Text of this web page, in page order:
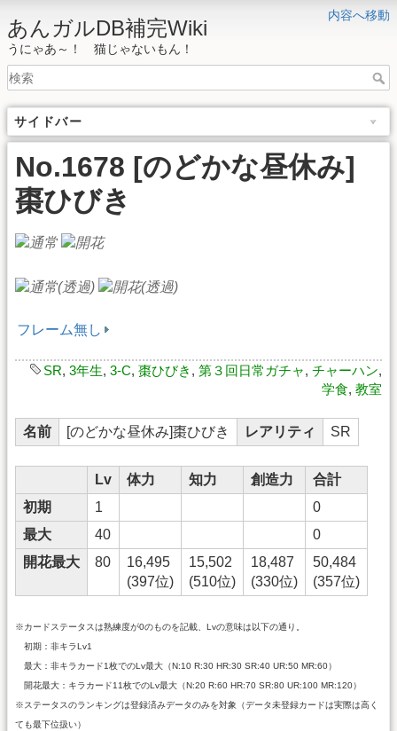
内容へ移動
あんガルDB補完Wiki
うにゃあ～！ 猫じゃないもん！
サイドバー
No.1678 [のどかな昼休み]
棗ひびき
フレーム無し
SR, 3年生, 3-C, 棗ひびき , 第３回日常ガチャ, チャーハン,
学食, 教室
名前 [のどかな昼休み]棗ひびき レアリティ SR
Lv 体力 知力 創造力
合計
初期
1
0
最大
40
0
開花最大
80
16,495
(397位)
15,502
(510位)
18,487
(330位)
50,484
(357位)
※カードステータスは熟練度が0のものを記載、Lvの意味は以下の通り。
初期：非キラLv1
最大：非キラカード1枚でのLv最大（N:10 R:30 HR:30 SR:40 UR:50 MR:60）
開花最大：キラカード11枚でのLv最大（N:20 R:60 HR:70 SR:80 UR:100 MR:120）
※ステータスのランキングは登録済みデータのみを対象（データ未登録カードは実際は高く
ても最下位扱い）